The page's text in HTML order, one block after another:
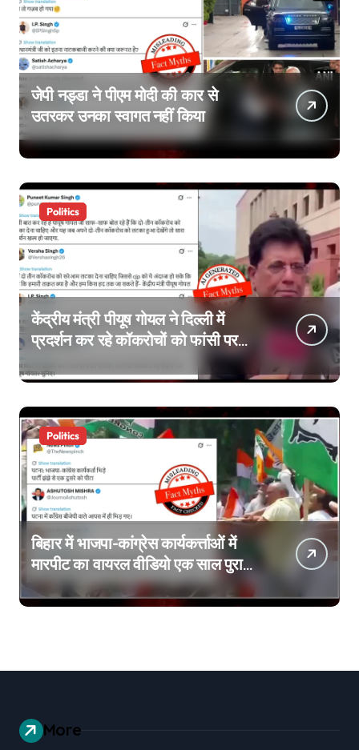
जेपी नड्डा ने पीएम मोदी की कार से
उतरकर उनका स्वागत नहीं किया
Politics
केंद्रीय मंत्री पीयूष गोयल ने दिल्ली में
प्रदर्शन कर रहे कॉकरोचों को फांसी पर
लटकाने की बात नहीं की, वायरल वीडियो
AI जेनरेटेड है
Politics
बिहार में भाजपा-कांग्रेस कार्यकर्त्ताओं में
मारपीट का वायरल वीडियो एक साल पुराना
है
More